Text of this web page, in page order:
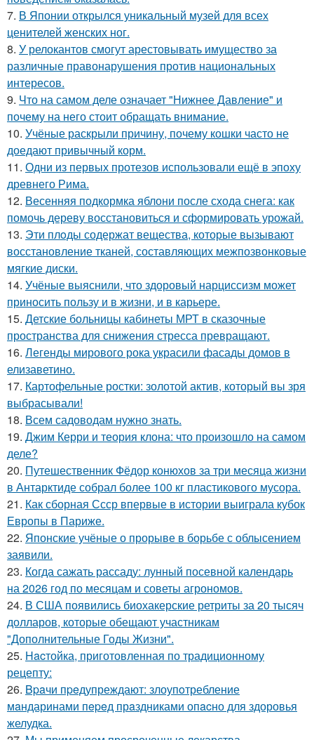
7. В Японии открылся уникальный музей для всех
ценителей женских ног.
8. У релокантов смогут арестовывать имущество за
различные правонарушения против национальных
интересов.
9. Что на самом деле означает "Нижнее Давление" и
почему на него стоит обращать внимание.
10. Учёные раскрыли причину, почему кошки часто не
доедают привычный корм.
11. Одни из первых протезов использовали ещё в эпоху
древнего Рима.
12. Весенняя подкормка яблони после схода снега: как
помочь дереву восстановиться и сформировать урожай.
13. Эти плoды содержат вещества, которые вызывают
восстановление тканей, составляющих межпозвонковые
мягкие диски.
14. Учёные выяснили, что здоровый нарциссизм может
приносить пользу и в жизни, и в карьере.
15. Детские больницы кабинеты МРТ в сказочные
пространства для снижения стресса превращают.
16. Легенды мирового рока украсили фасады домов в
елизаветино.
17. Картофельные ростки: золотой актив, который вы зря
выбрасывали!
18. Всем садоводам нужно знать.
19. Джим Керри и теория клона: что произошло на самом
деле?
20. Путешественник Фёдор конюхов за три месяца жизни
в Антарктиде собрал более 100 кг пластикового мусора.
21. Как сборная Ссср впервые в истории выиграла кубок
Европы в Париже.
22. Японские учёные о прорыве в борьбе с облысением
заявили.
23. Когда сажать рассаду: лунный посевной календарь
на 2026 год по месяцам и советы агрономов.
24. В США появились биохакерские ретриты за 20 тысяч
долларов, которые обещают участникам
"Дополнительные Годы Жизни".
25. Hacтойка, приготовленная по традиционному
рецепту:
26. Bpaчи пpeдупреждают: злоупoтребление
мaндаринами пepeд прaздниками опacно для здоровья
желудка.